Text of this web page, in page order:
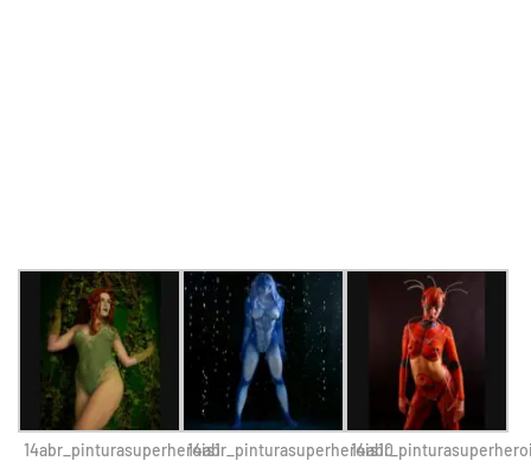
14abr_pinturasuperherois114abr_pinturasuperherois10